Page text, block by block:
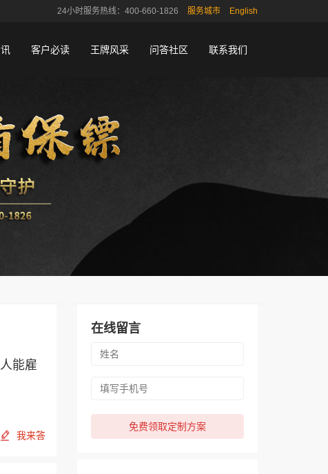
24小时服务热线：400-660-1826 服务城市 English
客户必读 王牌风采 问答社区 联系我们
能雇
我来答
在线留言
免费领取定制方案